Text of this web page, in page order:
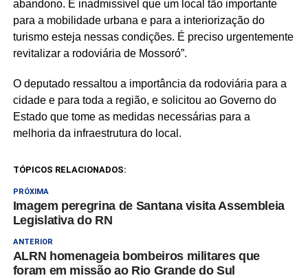
abandono. É inadmissível que um local tão importante
para a mobilidade urbana e para a interiorização do
turismo esteja nessas condições. É preciso urgentemente
revitalizar a rodoviária de Mossoró”.
O deputado ressaltou a importância da rodoviária para a
cidade e para toda a região, e solicitou ao Governo do
Estado que tome as medidas necessárias para a
melhoria da infraestrutura do local.
TÓPICOS RELACIONADOS:
PRÓXIMA
Imagem peregrina de Santana visita Assembleia
Legislativa do RN
ANTERIOR
ALRN homenageia bombeiros militares que
foram em missão ao Rio Grande do Sul